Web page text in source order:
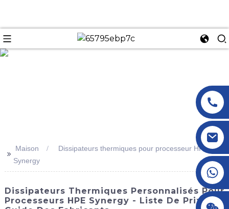
+86 18145770882
+86 18145770882
>>
Maison
Dissipateurs thermiques pour processeur HPE
Synergy
Dissipateurs Thermiques Personnalisés Pour
Processeurs HPE Synergy - Liste De Prix Et